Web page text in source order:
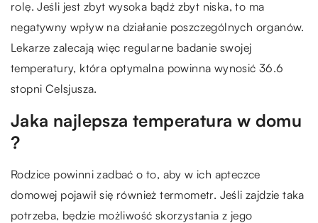
rolę. Jeśli jest zbyt wysoka bądź zbyt niska, to ma
negatywny wpływ na działanie poszczególnych organów.
Lekarze zalecają więc regularne badanie swojej
temperatury, która optymalna powinna wynosić 36.6
stopni Celsjusza.
Jaka najlepsza temperatura w domu
?
Rodzice powinni zadbać o to, aby w ich apteczce
domowej pojawił się również termometr. Jeśli zajdzie taka
potrzeba, będzie możliwość skorzystania z jego